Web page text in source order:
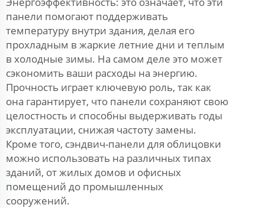
панели помогают поддерживать
температуру внутри здания, делая его
прохладным в жаркие летние дни и теплым
в холодные зимы. На самом деле это может
сэкономить ваши расходы на энергию.
Прочность играет ключевую роль, так как
она гарантирует, что панели сохраняют свою
целостность и способны выдерживать годы
эксплуатации, снижая частоту замены.
Кроме того, сэндвич-панели для облицовки
можно использовать на различных типах
зданий, от жилых домов и офисных
помещений до промышленных
сооружений.